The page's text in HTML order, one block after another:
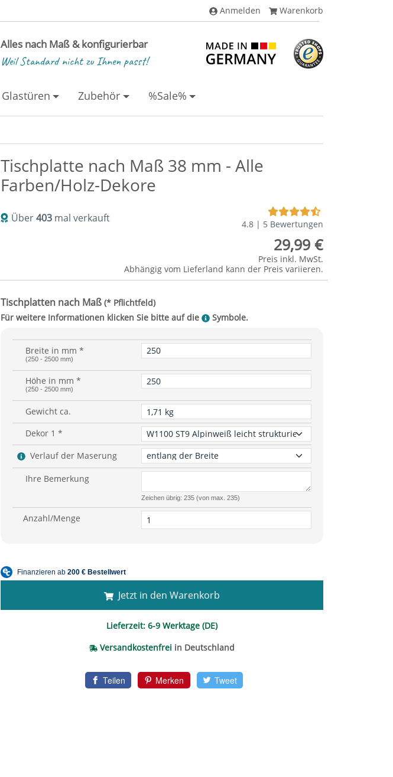
Anmelden Warenkorb
Alles nach Maß & konfigurierbar
Weil Standard nicht zu Ihnen passt!
Glastüren Zubehör %Sale%
Tischplatte nach Maß 38 mm - Alle
Farben/Holz-Dekore
Über403 mal verkauft 4.8 | 5 Bewertungen
29,99 €
Preis inkl. MwSt.
Abhängig vom Lieferland kann der Preis variieren.
Breite in mm *
(250 - 2500 mm)
Höhe in mm *
(250 - 2500 mm)
Gewicht ca.
Dekor 1 *
Verlauf der Maserung
Ihre Bemerkung
Zeichen übrig: 235 (von max. 235)
Anzahl/Menge
Jetzt in den Warenkorb
Lieferzeit: 6-9 Werktage (DE)
Versandkostenfrei in Deutschland
Teilen Merken Tweet